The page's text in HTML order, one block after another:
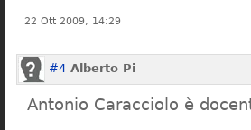
22 Ott 2009, 14:29
#4 Alberto Pi
Antonio Caracciolo è